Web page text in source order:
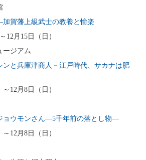
賀藩上級武士の教養と愉楽
12月15日（日）
ージアム
と兵庫津商人－江戸時代、サカナは肥
12月8日（日）
ウモンさん―5千年前の落とし物―
12月8日（日）